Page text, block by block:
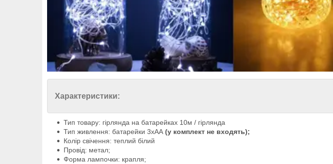
Характеристики:
Тип товару: гірлянда на батарейках 10м / гірлянда
Тип живлення: батарейки 3хАА (у комплект не входять);
Колір свічення: теплий білий
Провід: метал;
Форма лампочки: крапля;